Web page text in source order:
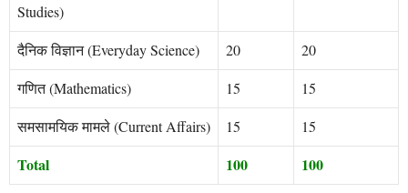
Studies)
दैनिक विज्ञान (Everyday Science) 20
20
गणित (Mathematics)
15
15
समसामयिक मामले (Current Affairs)
15 15
Total 100 100